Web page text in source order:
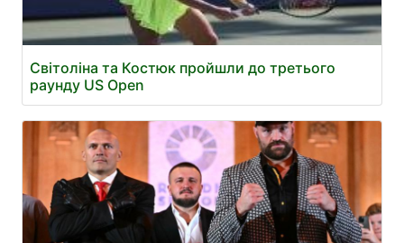
Світоліна та Костюк пройшли до третього
раунду US Open